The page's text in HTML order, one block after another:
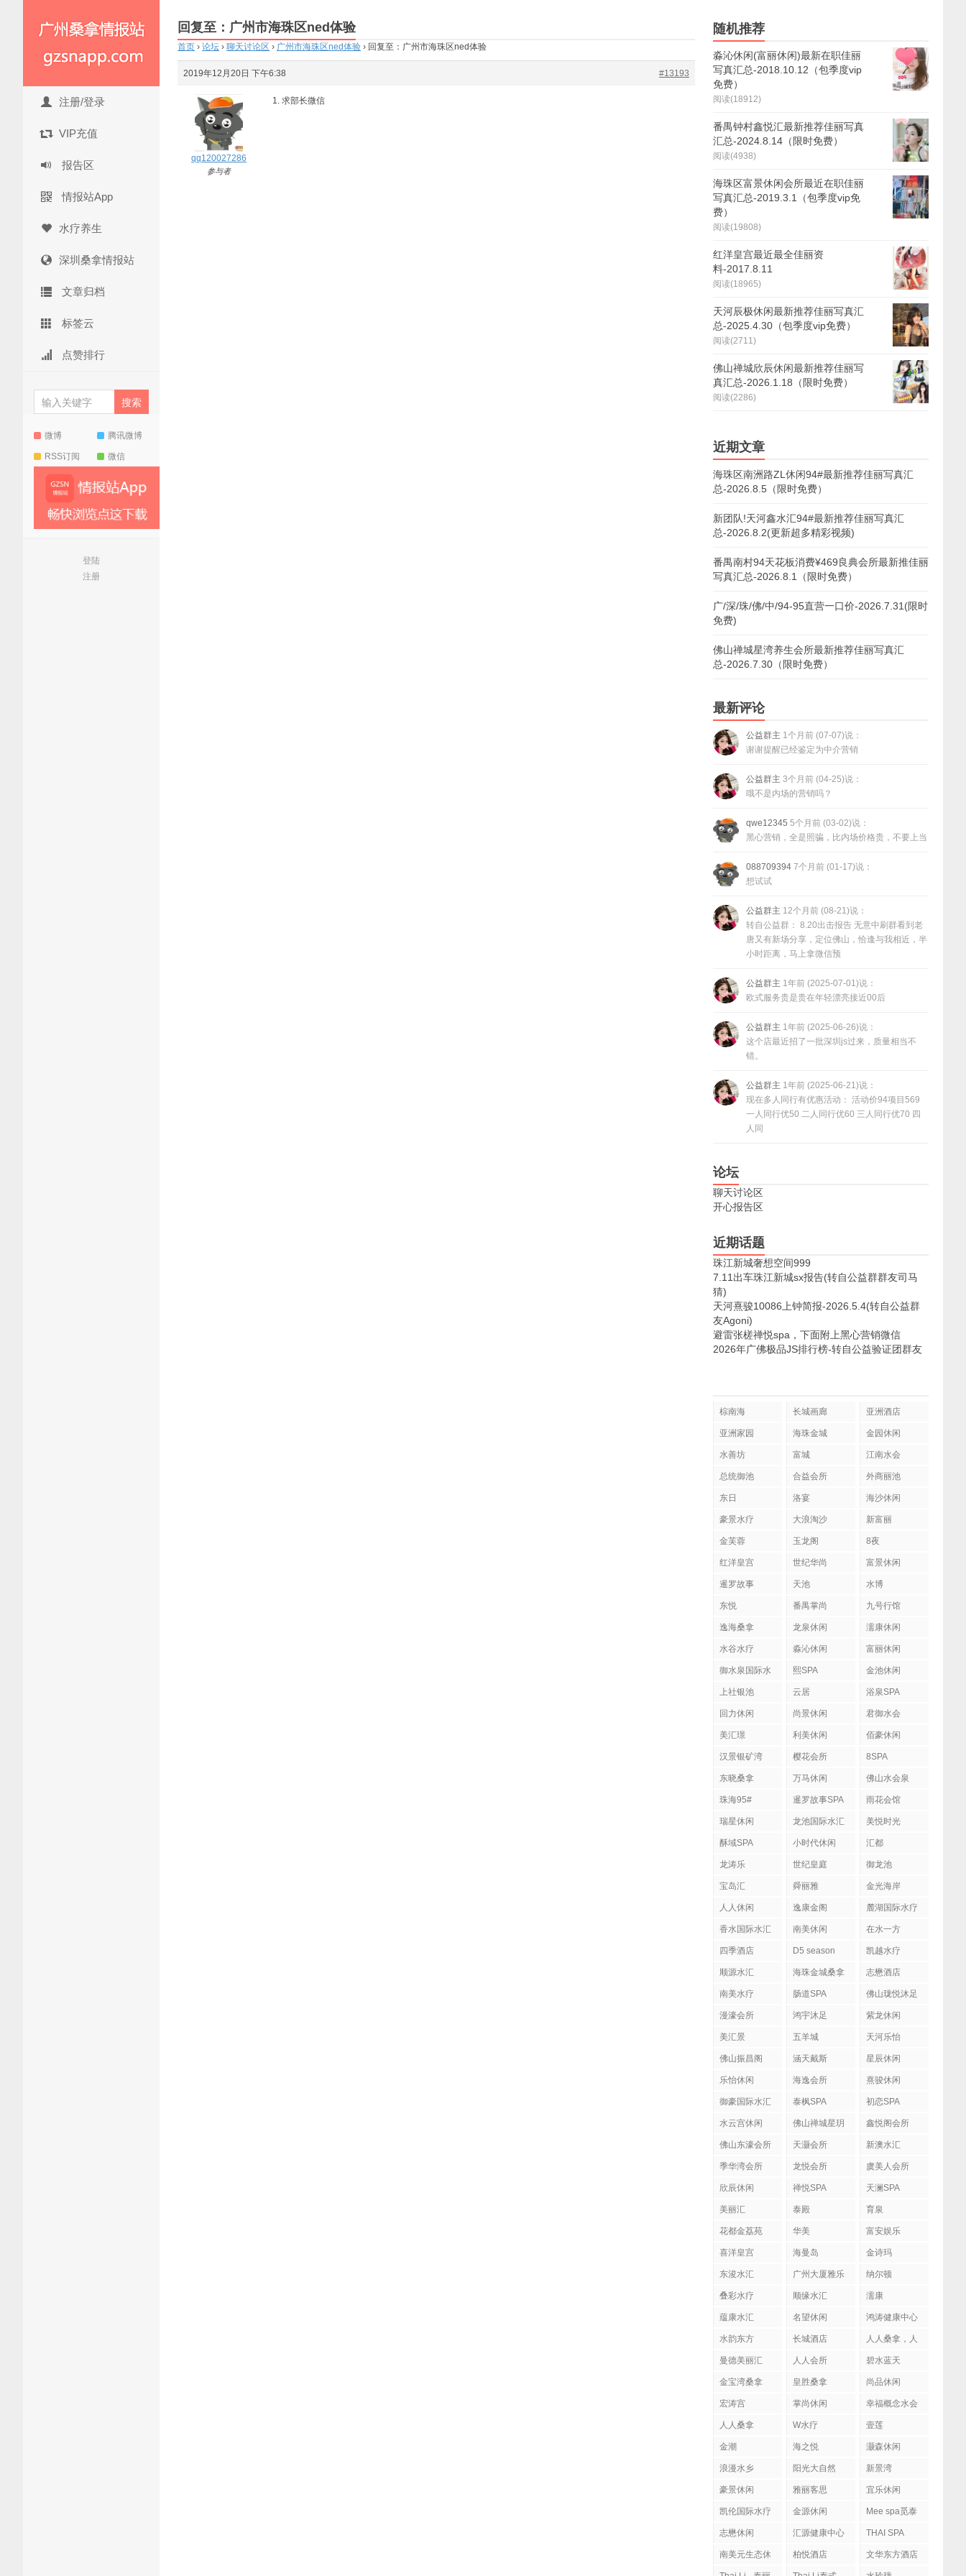
注册/登录
VIP充值
报告区
情报站App
水疗养生
深圳桑拿情报站
文章归档
标签云
点赞排行
微博 腾讯微博
RSS订阅 微信
登陆
注册
回复至：广州市海珠区ned体验
首页 › 论坛 › 聊天讨论区 › 广州市海珠区ned体验 › 回复至：广州市海珠区ned体验
2019年12月20日 下午6:38 #13193
qq120027286
参与者
求部长微信
随机推荐
淼沁休闲(富丽休闲)最新在职佳丽
写真汇总-2018.10.12（包季度vip
免费）
阅读(18912)
番禺钟村鑫悦汇最新推荐佳丽写真
汇总-2024.8.14（限时免费）
阅读(4938)
海珠区富景休闲会所最近在职佳丽
写真汇总-2019.3.1（包季度vip免
费）
阅读(19808)
红洋皇宫最近最全佳丽资
料-2017.8.11
阅读(18965)
天河辰极休闲最新推荐佳丽写真汇
总-2025.4.30（包季度vip免费）
阅读(2711)
佛山禅城欣辰休闲最新推荐佳丽写
真汇总-2026.1.18（限时免费）
阅读(2286)
近期文章
海珠区南洲路ZL休闲94#最新推荐佳丽写真汇
总-2026.8.5（限时免费）
新团队!天河鑫水汇94#最新推荐佳丽写真汇
总-2026.8.2(更新超多精彩视频)
番禺南村94天花板消费¥469良典会所最新推佳丽
写真汇总-2026.8.1（限时免费）
广/深/珠/佛/中/94-95直营一口价-2026.7.31(限时
免费)
佛山禅城星湾养生会所最新推荐佳丽写真汇
总-2026.7.30（限时免费）
最新评论
公益群主 1个月前 (07-07)说：
谢谢提醒已经鉴定为中介营销
公益群主 3个月前 (04-25)说：
哦不是内场的营销吗？
qwe12345 5个月前 (03-02)说：
黑心营销，全是照骗，比内场价格贵，不要上当
088709394 7个月前 (01-17)说：
想试试
公益群主 12个月前 (08-21)说：
转自公益群： 8.20出击报告 无意中刷群看到老
唐又有新场分享，定位佛山，恰逢与我相近，半
小时距离，马上拿微信预
公益群主 1年前 (2025-07-01)说：
欧式服务贵是贵在年轻漂亮接近00后
公益群主 1年前 (2025-06-26)说：
这个店最近招了一批深圳js过来，质量相当不
错。
公益群主 1年前 (2025-06-21)说：
现在多人同行有优惠活动： 活动价94项目569
一人同行优50 二人同行优60 三人同行优70 四
人同
论坛
聊天讨论区
开心报告区
近期话题
珠江新城奢想空间999
7.11出车珠江新城sx报告(转自公益群群友司马
猜)
天河熹骏10086上钟简报-2026.5.4(转自公益群
友Agoni)
避雷张槎禅悦spa，下面附上黑心营销微信
2026年广佛极品JS排行榜-转自公益验证团群友
棕南海 长城画廊 亚洲酒店
亚洲家园 海珠金城 金园休闲
水善坊 富城 江南水会
总统御池 合益会所 外商丽池
东日 洛宴 海沙休闲
豪景水疗 大浪淘沙 新富丽
金芙蓉 玉龙阁 8夜
红洋皇宫 世纪华尚 富景休闲
暹罗故事 天池 水博
东悦 番禺掌尚 九号行馆
逸海桑拿 龙泉休闲 濡康休闲
水谷水疗 淼沁休闲 富丽休闲
御水泉国际水
熙SPA 金池休闲
上社银池 云居 浴泉SPA
回力休闲 尚景休闲 君御水会
美汇璟 利美休闲 佰豪休闲
汉景银矿湾 樱花会所 8SPA
东晓桑拿 万马休闲 佛山水会泉
珠海95# 暹罗故事SPA 雨花会馆
瑞星休闲 龙池国际水汇 美悦时光
酥域SPA 小时代休闲 汇都
龙涛乐 世纪皇庭 御龙池
宝岛汇 舜丽雅 金光海岸
人人休闲 逸康金阁 麓湖国际水疗
香水国际水汇 南美休闲 在水一方
四季酒店 D5 season 凯越水疗
顺源水汇 海珠金城桑拿 志懋酒店
南美水疗 肠道SPA 佛山珑悦沐足
漫濠会所 鸿宇沐足 紫龙休闲
美汇景 五羊城 天河乐怡
佛山振昌阁 涵天戴斯 星辰休闲
乐怡休闲 海逸会所 熹骏休闲
御豪国际水汇 泰枫SPA 初恋SPA
水云宫休闲
佛山禅城星玥
鑫悦阁会所
佛山东濠会所 天灏会所 新澳水汇
季华湾会所 龙悦会所 虞美人会所
欣辰休闲 禅悦SPA 天澜SPA
美丽汇 泰殿 育泉
花都金荔苑 华美 富安娱乐
喜洋皇宫 海曼岛 金诗玛
东浚水汇
广州大厦雅乐
纳尔顿
叠彩水疗 顺缘水汇 濡康
蕴康水汇 名望休闲 鸿涛健康中心
水韵东方 长城酒店
人人桑拿，人
曼德美丽汇 人人会所 碧水蓝天
金宝湾桑拿 皇胜桑拿 尚品休闲
宏涛宫 掌尚休闲 幸福概念水会
人人桑拿 W水疗 壹莲
金潮 海之悦 灏森休闲
浪漫水乡 阳光大自然 新景湾
豪景休闲 雅丽客思 宜乐休闲
凯伦国际水疗 金源休闲
Mee spa觅泰
志懋休闲 汇源健康中心 THAI SPA
南美元生态休
柏悦酒店 文华东方酒店